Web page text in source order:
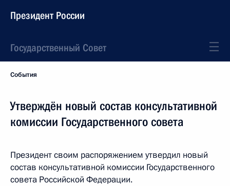
Президент России
Государственный Совет
События
Утверждён новый состав консультативной
комиссии Государственного совета
Президент своим распоряжением утвердил новый
состав консультативной комиссии Государственного
совета Российской Федерации.